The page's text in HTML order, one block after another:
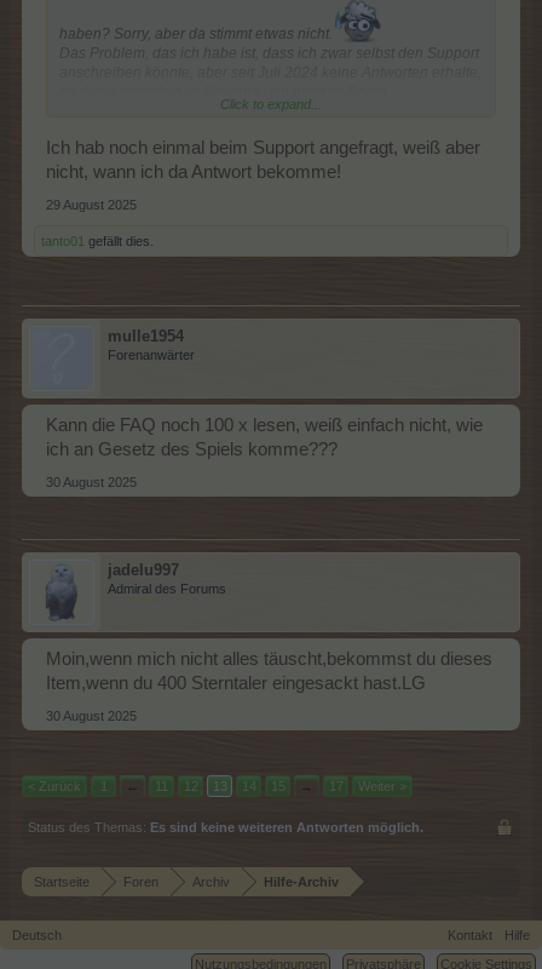
haben? Sorry, aber da stimmt etwas nicht.
Das Problem, das ich habe ist, dass ich zwar selbst den Support
verschwinden. Darüber hatte ich schon Kontakt mit
ankommen, sich meine Mailadresse nicht geändert hat und alle
bekannten Mailadressen von BP bei mir in der whitlist stehen.
Gerade beim Farmertreffer in
Thema und ich bekam die Antwort, dass es bei BP Probleme mit
den Endungen @t-online.de gäbe. Ist leider alles sehr
Click to expand...
Ich hab noch einmal beim Support angefragt, weiß aber
nicht, wann ich da Antwort bekomme!
29 August 2025
tanto01 gefällt dies.
mulle1954
Forenanwärter
Kann die FAQ noch 100 x lesen, weiß einfach nicht, wie
ich an Gesetz des Spiels komme???
30 August 2025
jadelu997
Admiral des Forums
Moin,wenn mich nicht alles täuscht,bekommst du dieses
Item,wenn du 400 Sterntaler eingesackt hast.LG
30 August 2025
< Zurück 1 ← 11 12 13 14 15 → 17 Weiter >
Status des Themas: Es sind keine weiteren Antworten möglich.
Startseite Foren Archiv Hilfe-Archiv
Deutsch Kontakt
Hilfe
Nutzungsbedingungen
Privatsphäre Cookie Settings